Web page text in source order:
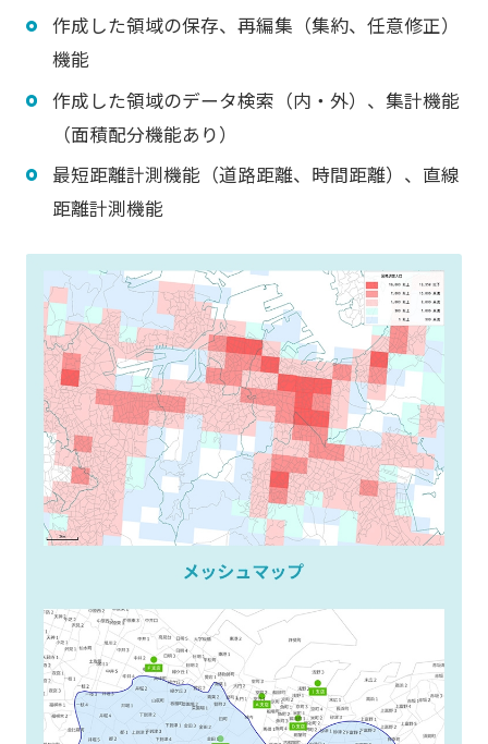
作成した領域の保存、再編集（集約、任意修正）
機能
作成した領域のデータ検索（内・外）、集計機能
（面積配分機能あり）
最短距離計測機能（道路距離、時間距離）、直線
距離計測機能